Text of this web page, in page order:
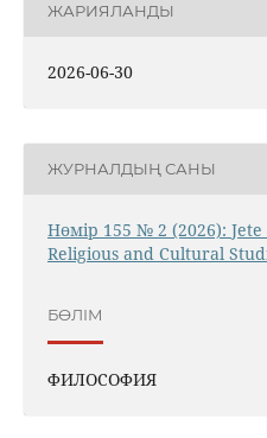
ЖАРИЯЛАНДЫ
2026-06-30
ЖУРНАЛДЫҢ САНЫ
Нөмір 155 № 2 (2026):
Religious аnd Cultural
БӨЛІМ
ФИЛОСОФИЯ